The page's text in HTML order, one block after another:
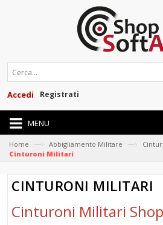
Registrati
Accedi
MENU
Home —› Abbigliamento Militare —›
Cinturoni Militari
CINTURONI MILITARI
Cinturoni Militari